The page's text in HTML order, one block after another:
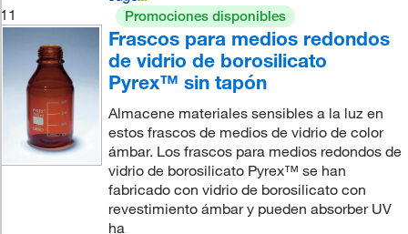
11 Promociones disponibles
Frascos para medios redondos
de vidrio de borosilicato
Pyrex™ sin tapón
Almacene materiales sensibles a la luz en
estos frascos de medios de vidrio de color
ámbar. Los frascos para medios redondos de
vidrio de borosilicato Pyrex™ se han
fabricado con vidrio de borosilicato con
revestimiento ámbar y pueden absorber UV
ha